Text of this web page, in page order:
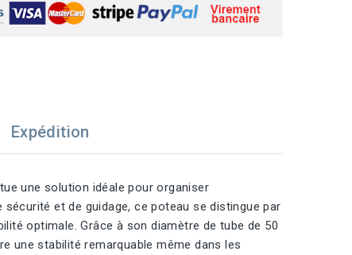
Expédition
une solution idéale pour organiser
et de guidage, ce poteau se distingue par
optimale. Grâce à son diamètre de tube de 50
une stabilité remarquable même dans les